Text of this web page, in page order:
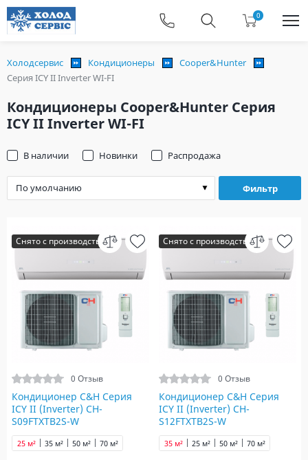
0
Холодсервис Кондиционеры
Cooper&Hunter
Серия ICY ІІ Inverter WI-FI
Кондиционеры Cooper&Hunter Серия
ICY ІІ Inverter WI-FI
Фильтр
В наличии Новинки Распродажа
Снято с производства
0 Отзыв
Кондиционер C&H Серия
ICY ІІ (Inverter) CH-
S09FTXTB2S-W
25 м² 35 м² 50 м² 70 м²
Снято с производства
0 Отзыв
Кондиционер C&H Серия
ICY ІІ (Inverter) CH-
S12FTXTB2S-W
25 м²
35 м² 50 м² 70 м²